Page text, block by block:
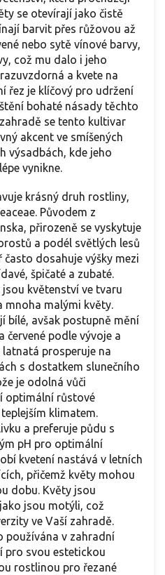
se otevírají jako čistě
barvit přes růžovou až
nebo sytě vínové barvy,
což mu dalo i jeho
a kvete na
řez je klíčový pro udržení
bohaté násady těchto
se tento kultivar
akcent ve smíšených
výsadbách, kde jeho
vynikne.
krásný druh rostliny,
Původem z
přirozeně se vyskytuje
a podél světlých lesů
dosahuje výšky mezi
špičaté a zubaté.
květenství ve tvaru
mnoha malými květy.
bílé, avšak postupně mění
červené podle vývoje a
latnatá prosperuje na
s dostatkem slunečního
je odolná vůči
optimální růstové
klimatem.
a preferuje půdu s
pH pro optimální
kvetení nastává v letních
přičemž květy mohou
dobu. Květy jsou
jsou motýli, což
ve Vaší zahradě.
používána v zahradní
pro svou estetickou
rostlinou pro řezané